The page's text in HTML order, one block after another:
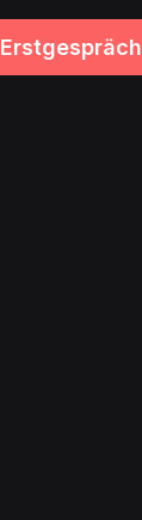
Erstgespräch